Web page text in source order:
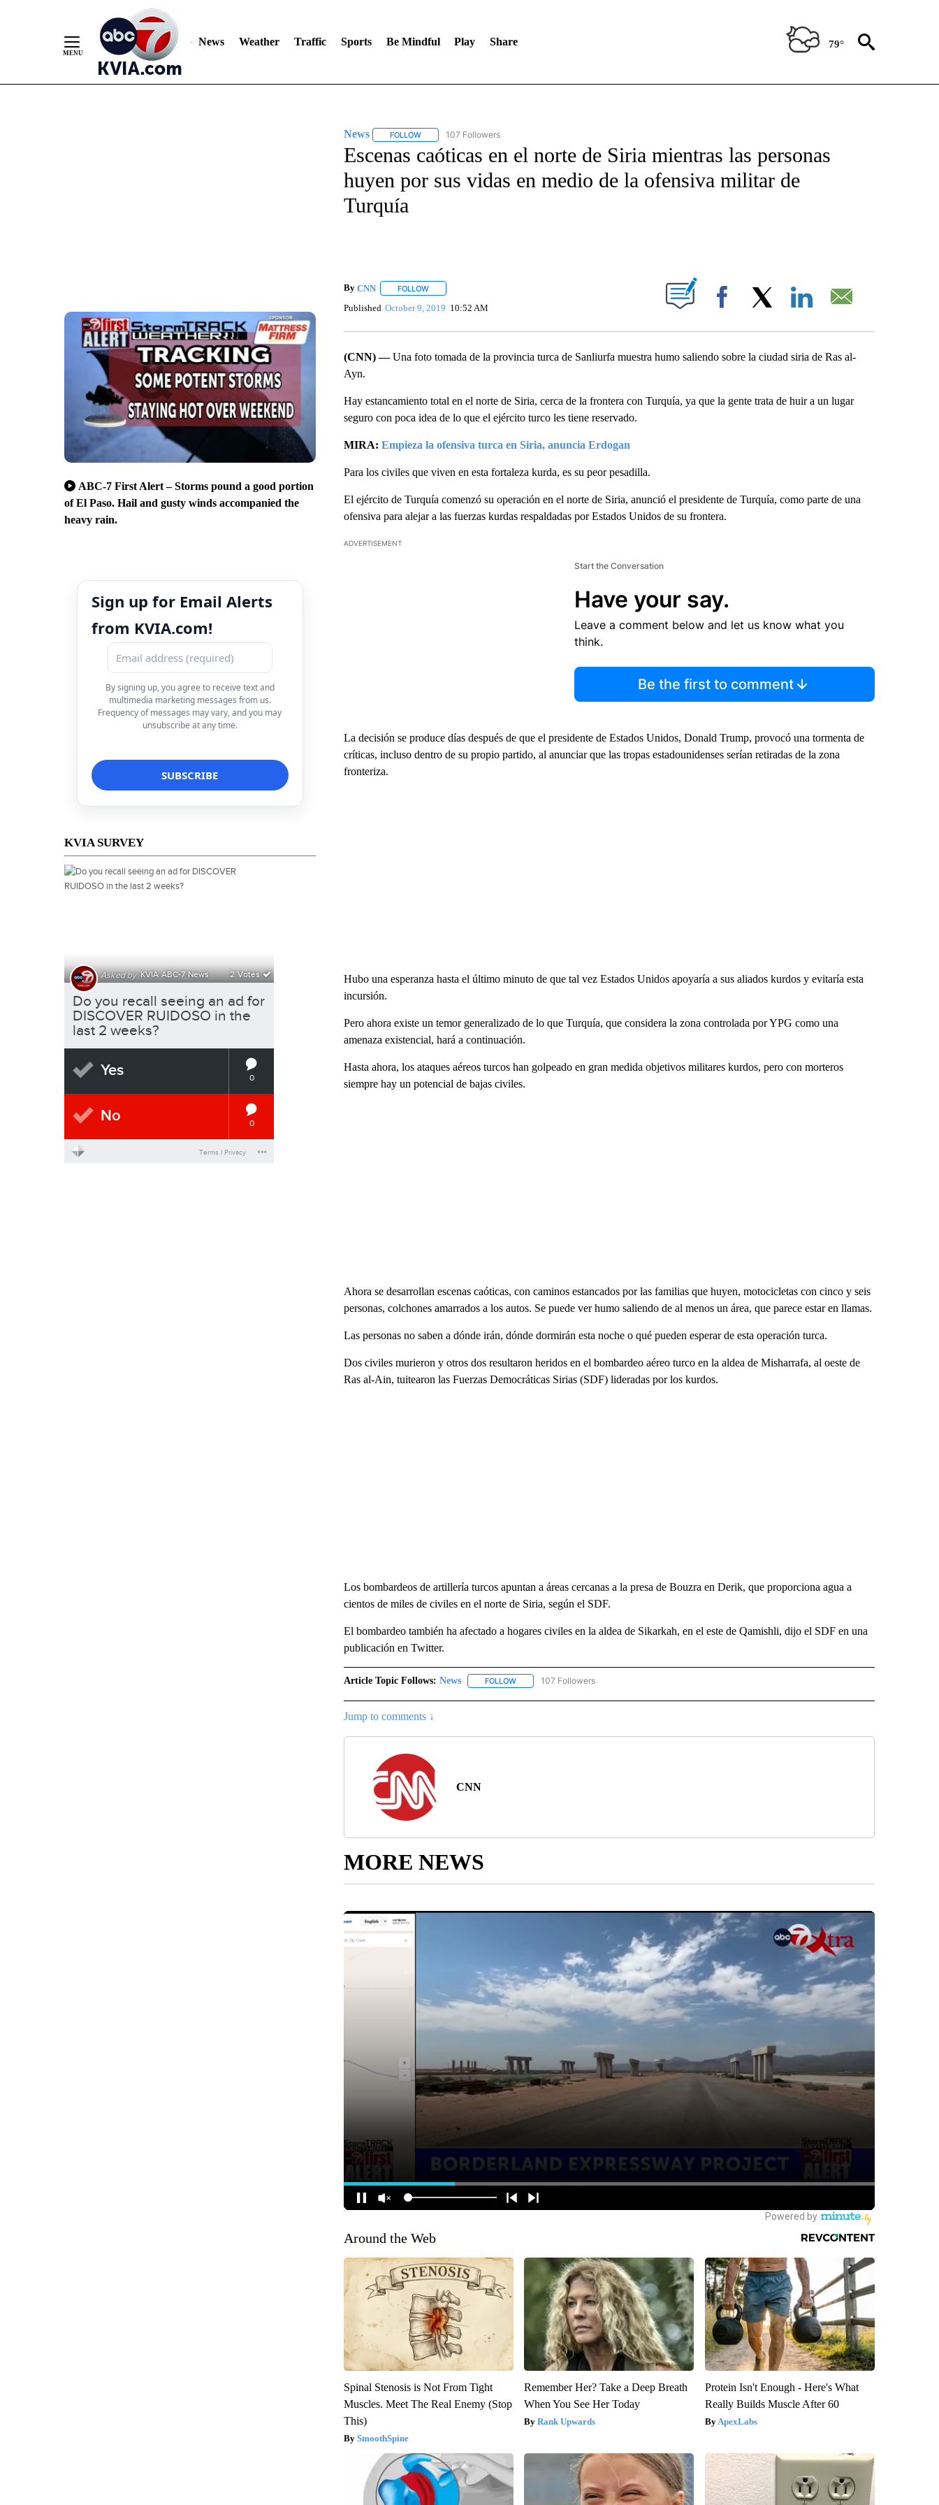
News Weather Traffic Sports Be Mindful Play Share 79°
ABC-7 First Alert – Storms pound a good portion
of El Paso. Hail and gusty winds accompanied the
heavy rain.
Sign up for Email Alerts
from KVIA.com!
By signing up, you agree to receive text and
multimedia marketing messages from us.
Frequency of messages may vary, and you may
unsubscribe at any time.
KVIA SURVEY
News FOLLOWFOLLOW "NEWS" TO RECEIVE NOTIFICATIONS ABOUT NEW PAGES ON "NEWS".
107 Followers
Escenas caóticas en el norte de Siria mientras las personas
huyen por sus vidas en medio de la ofensiva militar de
Turquía
By CNN FOLLOWFOLLOW "" TO RECEIVE NOTIFICATIONS ABOUT NEW PAGES ON "".
Published October 9, 2019 10:52 AM Facebook
(CNN) —Una foto tomada de la provincia turca de Sanliurfa muestra humo saliendo sobre la ciudad siria de Ras al-
Ayn.
Hay estancamiento total en el norte de Siria, cerca de la frontera con Turquía, ya que la gente trata de huir a un lugar
seguro con poca idea de lo que el ejército turco les tiene reservado.
MIRA: Empieza la ofensiva turca en Siria, anuncia Erdogan
Para los civiles que viven en esta fortaleza kurda, es su peor pesadilla.
El ejército de Turquía comenzó su operación en el norte de Siria, anunció el presidente de Turquía, como parte de una
ofensiva para alejar a las fuerzas kurdas respaldadas por Estados Unidos de su frontera.
ADVERTISEMENT
Start the Conversation
Have your say.
Leave a comment below and let us know what you
think.
Be the first to comment
La decisión se produce días después de que el presidente de Estados Unidos, Donald Trump, provocó una tormenta de
críticas, incluso dentro de su propio partido, al anunciar que las tropas estadounidenses serían retiradas de la zona
fronteriza.
Hubo una esperanza hasta el último minuto de que tal vez Estados Unidos apoyaría a sus aliados kurdos y evitaría esta
incursión.
Pero ahora existe un temor generalizado de lo que Turquía, que considera la zona controlada por YPG como una
amenaza existencial, hará a continuación.
Hasta ahora, los ataques aéreos turcos han golpeado en gran medida objetivos militares kurdos, pero con morteros
siempre hay un potencial de bajas civiles.
Ahora se desarrollan escenas caóticas, con caminos estancados por las familias que huyen, motocicletas con cinco y seis
personas, colchones amarrados a los autos. Se puede ver humo saliendo de al menos un área, que parece estar en llamas.
Las personas no saben a dónde irán, dónde dormirán esta noche o qué pueden esperar de esta operación turca.
Dos civiles murieron y otros dos resultaron heridos en el bombardeo aéreo turco en la aldea de Misharrafa, al oeste de
Ras al-Ain, tuitearon las Fuerzas Democráticas Sirias (SDF) lideradas por los kurdos.
Los bombardeos de artillería turcos apuntan a áreas cercanas a la presa de Bouzra en Derik, que proporciona agua a
cientos de miles de civiles en el norte de Siria, según el SDF.
El bombardeo también ha afectado a hogares civiles en la aldea de Sikarkah, en el este de Qamishli, dijo el SDF en una
publicación en Twitter.
Article Topic Follows: News FOLLOWFOLLOW "NEWS" TO RECEIVE NOTIFICATIONS ABOUT NEW PAGES ON "NEWS".
107 Followers
Jump to comments ↓
CNN
MORE NEWS
Around the Web
Spinal Stenosis is Not From Tight
Muscles. Meet The Real Enemy (Stop
This)
SmoothSpine
Remember Her? Take a Deep Breath
When You See Her Today
Rank Upwards
Protein Isn't Enough - Here's What
Really Builds Muscle After 60
ApexLabs